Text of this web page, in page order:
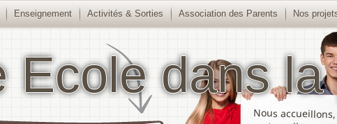
Nous
maternelle et
accomplis, de
philosophique,…
différentes
plus loin possible
son autonomie, sa
soi, le respect des
Ecole dans
Enseignement Activités & Sorties Association des Parents Nos